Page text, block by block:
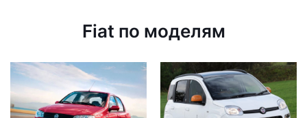
Fiat по моделям